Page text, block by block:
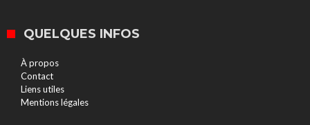
QUELQUES INFOS
À propos
Contact
Liens utiles
Mentions légales